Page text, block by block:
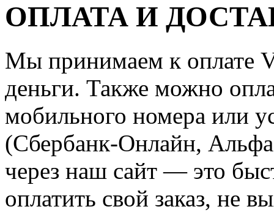
ОПЛАТА И
Мы принимаем к оплате
деньги. Также можно
мобильного номера или
(Сбербанк-Онлайн,
через наш сайт — это
оплатить свой заказ, не